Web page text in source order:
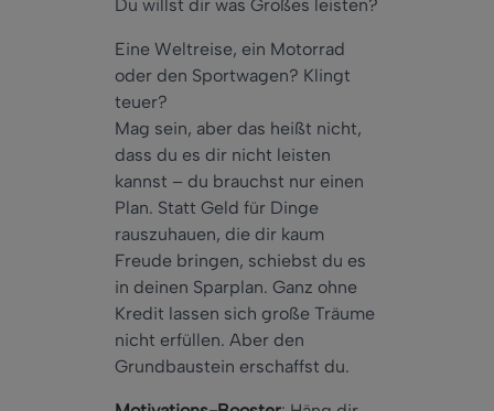
Du willst dir was Großes leisten?
Eine Weltreise, ein Motorrad
oder den Sportwagen? Klingt
teuer?
Mag sein, aber das heißt nicht,
dass du es dir nicht leisten
kannst – du brauchst nur einen
Plan. Statt Geld für Dinge
rauszuhauen, die dir kaum
Freude bringen, schiebst du es
in deinen Sparplan. Ganz ohne
Kredit lassen sich große Träume
nicht erfüllen. Aber den
Grundbaustein erschaffst du.